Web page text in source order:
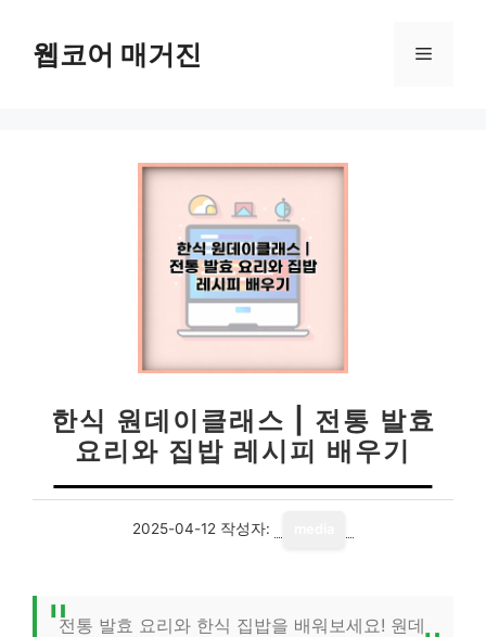
웹코어 매거진 메
한식 원데이클래스 | 전통 발효
요리와 집밥 레시피 배우기
2025-04-12 작성자:
전통 발효 요리와 한식 집밥을 배워보세요! 원데